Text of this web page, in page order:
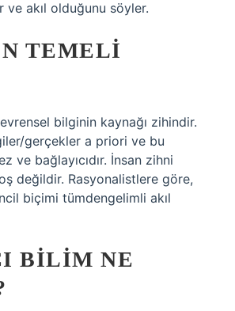
ve akıl olduğunu söyler.
TEMELI
bilginin kaynağı zihindir.
gerçekler a priori ve bu
ve bağlayıcıdır. İnsan zihni
değildir. Rasyonalistlere göre,
biçimi tümdengelimli akıl
BILIM NE